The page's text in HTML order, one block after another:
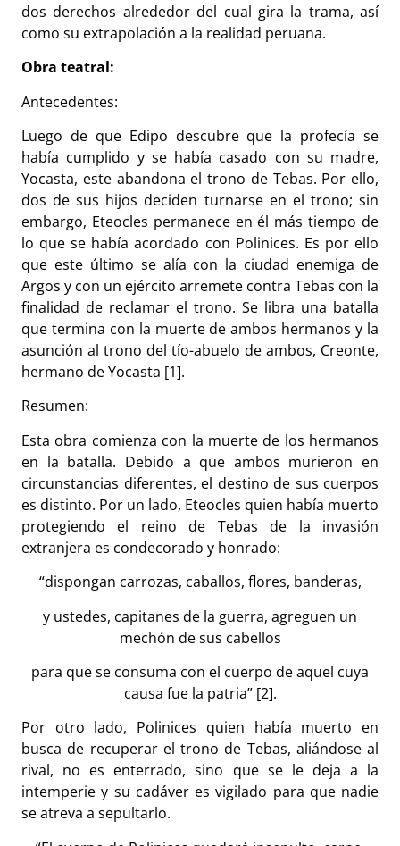
dos derechos alrededor del cual gira la trama, así
como su extrapolación a la realidad peruana.
Obra teatral:
Antecedentes:
Luego de que Edipo descubre que la profecía se
había cumplido y se había casado con su madre,
Yocasta, este abandona el trono de Tebas. Por ello,
dos de sus hijos deciden turnarse en el trono; sin
embargo, Eteocles permanece en él más tiempo de
lo que se había acordado con Polinices. Es por ello
que este último se alía con la ciudad enemiga de
Argos y con un ejército arremete contra Tebas con la
finalidad de reclamar el trono. Se libra una batalla
que termina con la muerte de ambos hermanos y la
asunción al trono del tío-abuelo de ambos, Creonte,
hermano de Yocasta [1].
Resumen:
Esta obra comienza con la muerte de los hermanos
en la batalla. Debido a que ambos murieron en
circunstancias diferentes, el destino de sus cuerpos
es distinto. Por un lado, Eteocles quien había muerto
protegiendo el reino de Tebas de la invasión
extranjera es condecorado y honrado:
“dispongan carrozas, caballos, flores, banderas,
y ustedes, capitanes de la guerra, agreguen un
mechón de sus cabellos
para que se consuma con el cuerpo de aquel cuya
causa fue la patria” [2].
Por otro lado, Polinices quien había muerto en
busca de recuperar el trono de Tebas, aliándose al
rival, no es enterrado, sino que se le deja a la
intemperie y su cadáver es vigilado para que nadie
se atreva a sepultarlo.